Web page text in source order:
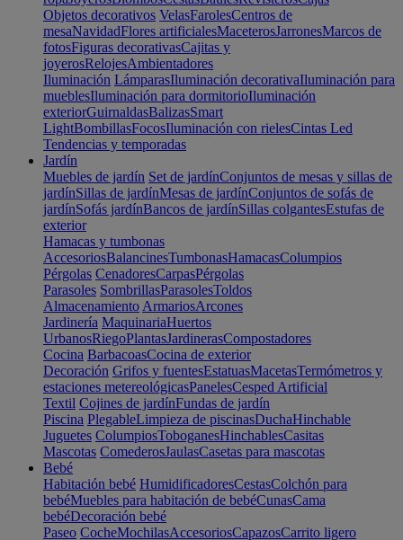
Objetos decorativos VelasFarolesCentros de
mesaNavidadFlores artificialesMaceterosJarronesMarcos de
fotosFiguras decorativasCajitas y
joyerosRelojesAmbientadores
Iluminación LámparasIluminación decorativaIluminación para
mueblesIluminación para dormitorioIluminación
exteriorGuirnaldasBalizasSmart
LightBombillasFocosIluminación con rielesCintas Led
Tendencias y temporadas
Jardín
Muebles de jardín Set de jardínConjuntos de mesas y sillas de
jardínSillas de jardínMesas de jardínConjuntos de sofás de
jardínSofás jardínBancos de jardínSillas colgantesEstufas de
exterior
Hamacas y tumbonas
AccesoriosBalancinesTumbonasHamacasColumpios
Pérgolas CenadoresCarpasPérgolas
Parasoles SombrillasParasolesToldos
Almacenamiento ArmariosArcones
Jardinería MaquinariaHuertos
UrbanosRiegoPlantasJardinerasCompostadores
Cocina BarbacoasCocina de exterior
Decoración Grifos y fuentesEstatuasMacetasTermómetros y
estaciones metereológicasPanelesCesped Artificial
Textil Cojines de jardínFundas de jardín
Piscina PlegableLimpieza de piscinasDuchaHinchable
Juguetes ColumpiosToboganesHinchablesCasitas
Mascotas ComederosJaulasCasetas para mascotas
Bebé
Habitación bebé HumidificadoresCestasColchón para
bebéMuebles para habitación de bebéCunasCama
bebéDecoración bebé
Paseo CocheMochilasAccesoriosCapazosCarrito ligero